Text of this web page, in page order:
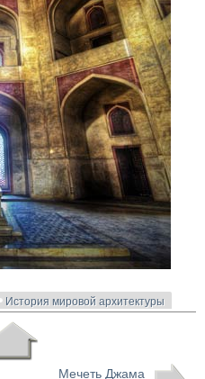
История мировой архитектуры
Мечеть Джама